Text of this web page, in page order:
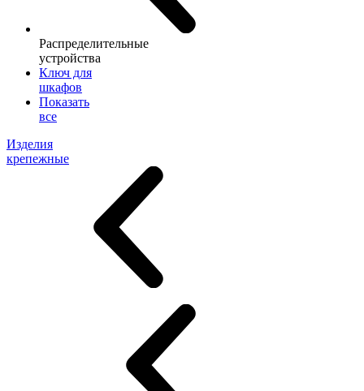
Распределительные
устройства
Ключ для
шкафов
Показать
все
Изделия
крепежные